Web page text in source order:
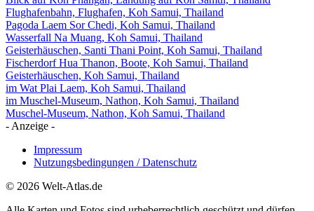
Flughafenbahn, Flughafen, Koh Samui, Thailand
Pagoda Laem Sor Chedi, Koh Samui, Thailand
Wasserfall Na Muang, Koh Samui, Thailand
Geisterhäuschen, Santi Thani Point, Koh Samui, Thailand
Fischerdorf Hua Thanon, Boote, Koh Samui, Thailand
Geisterhäuschen, Koh Samui, Thailand
im Wat Plai Laem, Koh Samui, Thailand
im Muschel-Museum, Nathon, Koh Samui, Thailand
Muschel-Museum, Nathon, Koh Samui, Thailand
- Anzeige -
Impressum
Nutzungsbedingungen / Datenschutz
© 2026 Welt-Atlas.de